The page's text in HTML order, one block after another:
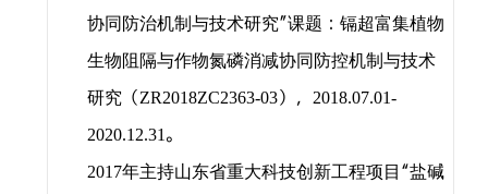
协同防治机制与技术研究”课题：镉超富集植物
生物阻隔与作物氮磷消减协同防控机制与技术
研究（ZR2018ZC2363-03），
2018.07.01-
2020.12.31。
2017年主持山东省重大科技创新工程项目“盐碱